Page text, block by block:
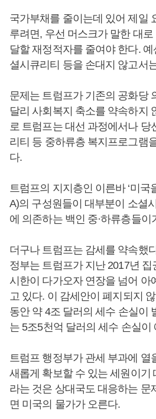
국가부채를 줄이는데 있어 제일
루려면, 우선 머스크가 말한 대로
달할 재정적자를 줄여야 한다.
셜시큐리티 등을 손대지 않고서
문제는 트럼프가 기존의 공화당
달리 사회복지 축소를 약속하지
로 트럼프는 대선 과정에서나 당
리티 등 중하류층 복지프로그램
다.
트럼프의 지지층인 이른바 ‘미국
A)의 구성원들이 대부분이 소셜
에 의존하는 백인 중·하류층들이
더구나 트럼프는 감세를 약속했
정부는 트럼프가 지난 2017년
시한이 다가오자 연장을 넘어 아
고 있다. 이 감세안이 폐지되지
동안 약 4조 달러의 세수 손실이
는 5조5천억 달러의 세수 손실이
트럼프 행정부가 관세 부과에 열
새롭게 확보할 수 있는 세원이기
라는 것은 상대국도 대응하는 문
면 미국의 물가가 오른다.